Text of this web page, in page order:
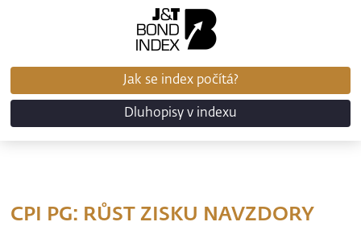
Jak se index počítá?
Dluhopisy v indexu
CPI PG: RŮST ZISKU NAVZDORY